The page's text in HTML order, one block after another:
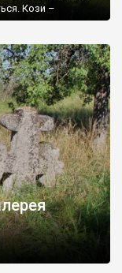
Кози –
кладовищ,
то улюблений
невелике, […]